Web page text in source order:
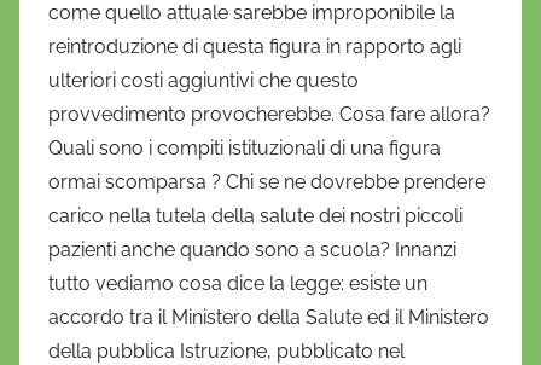
come quello attuale sarebbe improponibile la
reintroduzione di questa figura in rapporto agli
ulteriori costi aggiuntivi che questo
provvedimento provocherebbe. Cosa fare allora?
Quali sono i compiti istituzionali di una figura
ormai scomparsa ? Chi se ne dovrebbe prendere
carico nella tutela della salute dei nostri piccoli
pazienti anche quando sono a scuola? Innanzi
tutto vediamo cosa dice la legge: esiste un
accordo tra il Ministero della Salute ed il Ministero
della pubblica Istruzione, pubblicato nel